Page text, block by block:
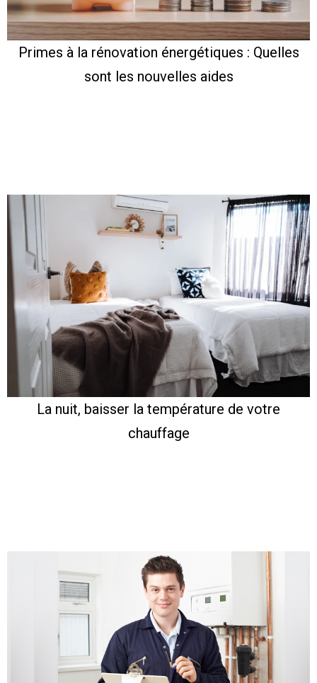
Primes à la rénovation énergétiques : Quelles
sont les nouvelles aides
La nuit, baisser la température de votre
chauffage